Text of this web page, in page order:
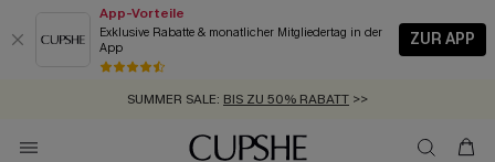
App-Vorteile
Exklusive Rabatte & monatlicher Mitgliedertag in der
App
ZUR APP
GRATIS MASSBAND MIT JEDEM SCHNELLVERSAND-ARTIKEL >>
SUMMER SALE: BIS ZU 50% RABATT >>
ZUM NEWSLETTER:BIS ZU -20% EXTRA ERHALTEN
KOSTENLOSER VERSAND AB 89 €